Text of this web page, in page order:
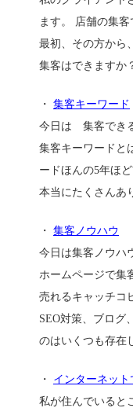
ます。 店舗の集客
最初、その方から
集客はできますか
・ 集客キーワード
今日は 集客でき
集客キーワードと
ードほんの5年ほ
本当にたくさんあ
・ 集客ノウハウ
今日は集客ノウハ
ホームページで集
売れるキャッチコ
SEO対策、ブログ
のはいくつも存在
・ インターネット
私が住んでいると